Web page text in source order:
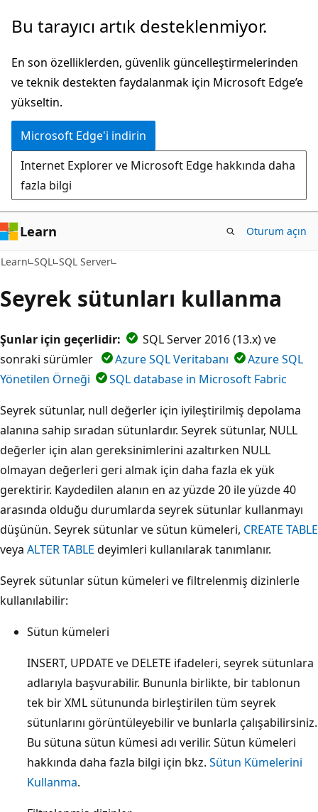
Ana
atla
Bu tarayıcı artık desteklenmiyor.
En son özelliklerden, güvenlik güncelleştirmelerinden
ve teknik destekten faydalanmak için Microsoft Edge’e
yükseltin.
Microsoft Edge'i indirin
Internet Explorer ve Microsoft Edge hakkında daha
fazla bilgi
Learn Oturum açın
Learn SQL SQL Server
Seyrek sütunları kullanma
Şunlar için geçerlidir:
SQL Server 2016 (13.x) ve
sonraki sürümler
Azure SQL Veritabanı
Azure SQL
Yönetilen Örneği
SQL database in Microsoft Fabric
Seyrek sütunlar, null değerler için iyileştirilmiş depolama
alanına sahip sıradan sütunlardır. Seyrek sütunlar, NULL
değerler için alan gereksinimlerini azaltırken NULL
olmayan değerleri geri almak için daha fazla ek yük
gerektirir. Kaydedilen alanın en az yüzde 20 ile yüzde 40
arasında olduğu durumlarda seyrek sütunlar kullanmayı
düşünün. Seyrek sütunlar ve sütun kümeleri, CREATE TABLE
veya ALTER TABLE deyimleri kullanılarak tanımlanır.
Seyrek sütunlar sütun kümeleri ve filtrelenmiş dizinlerle
kullanılabilir:
Sütun kümeleri
INSERT, UPDATE ve DELETE ifadeleri, seyrek sütunlara
adlarıyla başvurabilir. Bununla birlikte, bir tablonun
tek bir XML sütununda birleştirilen tüm seyrek
sütunlarını görüntüleyebilir ve bunlarla çalışabilirsiniz.
Bu sütuna sütun kümesi adı verilir. Sütun kümeleri
hakkında daha fazla bilgi için bkz. Sütun Kümelerini
Kullanma.